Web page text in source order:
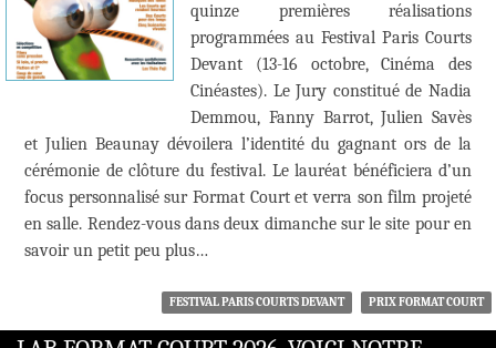
quinze premières réalisations
programmées au Festival Paris Courts
Devant (13-16 octobre, Cinéma des
Cinéastes). Le Jury constitué de Nadia
Demmou, Fanny Barrot, Julien Savès
et Julien Beaunay dévoilera l’identité du gagnant ors de la
cérémonie de clôture du festival. Le lauréat bénéficiera d’un
focus personnalisé sur Format Court et verra son film projeté
en salle. Rendez-vous dans deux dimanche sur le site pour en
savoir un petit peu plus…
FESTIVAL PARIS COURTS DEVANT PRIX FORMAT COURT